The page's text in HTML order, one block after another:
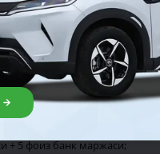
келиб чиқиб асосий
тўловига 9 ой имтиёзли
фермерлар ва
125 минг АҚШ доллари
Subkredit олувчилар
+ 5 фоиз банк маржаси;